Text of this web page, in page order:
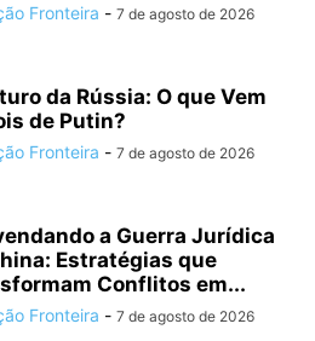
Fronteira - 7 de agosto de 2026
da Rússia: O que Vem
de Putin?
Fronteira - 7 de agosto de 2026
a Guerra Jurídica
Estratégias que
Conflitos em...
Fronteira - 7 de agosto de 2026